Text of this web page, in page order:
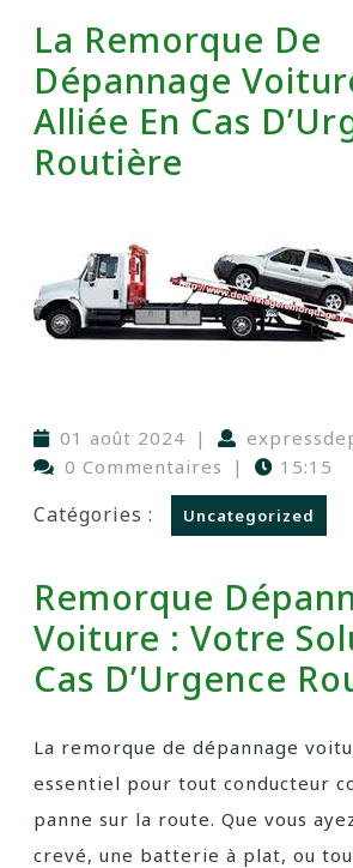
La Remorque De
Dépannage
Alliée En Cas
Routière
01 août 2024 |
0 Commentaires
| 15:15
Catégories : Uncategorized
Remorque
Voiture : Votre
Cas D’Urgence
La remorque de dépannage
essentiel pour tout conducteur
panne sur la route. Que vous
crevé, une batterie à plat, ou